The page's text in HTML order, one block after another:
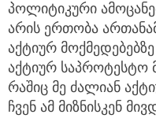
პოლიტიკური
არის ერთობა
აქტიურ
აქტიურ საპროტესტო
რაშიც მე ძალიან
ჩვენ ამ მიზნისკენ